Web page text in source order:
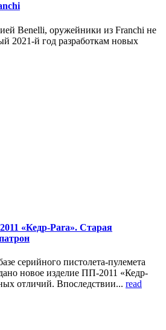
Benelli, оружейники из Franchi не
2021-й год разработкам новых
«Кедр-Para». Старая
серийного пистолета-пулемета
новое изделие ПП-2011 «Кедр-
отличий. Впоследствии... read